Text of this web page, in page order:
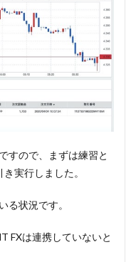
すので、まずは練習と
実行しました。
る状況です。
FXは連携していないと